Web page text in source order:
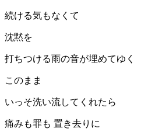
続ける気もなくて
沈黙を
打ちつける雨の音が埋めてゆく
このまま
いっそ洗い流してくれたら
痛みも罪も 置き去りに